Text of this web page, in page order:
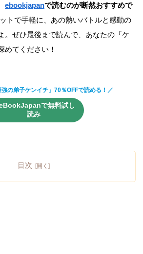
ebookjapanで読むのが断然おすすめで
トで手軽に、あの熱いバトルと感動の
。ぜひ最後まで読んで、あなたの『ケ
めてください！
の弟子ケンイチ」70％OFFで読める！／
で無料試し
読み
目次